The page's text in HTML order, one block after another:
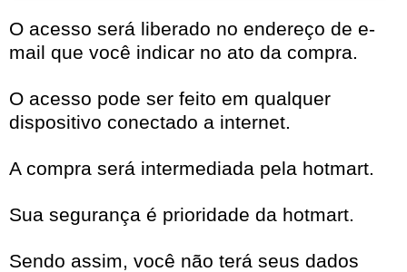
O acesso será liberado no endereço de e-
mail que você indicar no ato da compra.
O acesso pode ser feito em qualquer
dispositivo conectado a internet.
A compra será intermediada pela hotmart.
Sua segurança é prioridade da hotmart.
Sendo assim, você não terá seus dados